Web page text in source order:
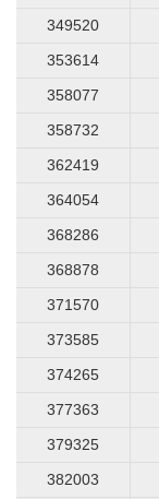
349520
353614
358077
358732
362419
364054
368286
368878
371570
373585
374265
377363
379325
382003